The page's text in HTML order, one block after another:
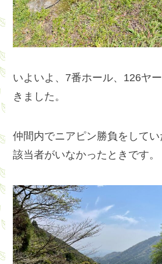
いよいよ、7番ホール、126ヤ
きました。
仲間内でニアピン勝負をして
該当者がいなかったときです。